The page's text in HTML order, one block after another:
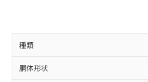
種類
胴体形状